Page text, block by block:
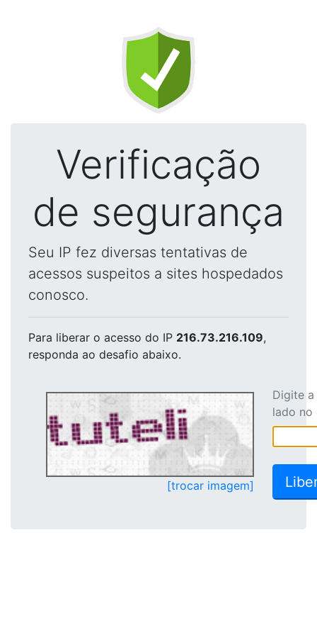
Verificação
de segurança
Seu IP fez diversas tentativas de
acessos suspeitos a sites hospedados
conosco.
Para liberar o acesso do IP 216.73.216.109,
responda ao desafio abaixo.
[trocar imagem]
Digite
lado no